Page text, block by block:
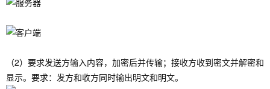
（2）要求发送方输入内容，加密后并传输；接收方收到密文并解密和
显示。要求：发方和收方同时输出明文和明文。